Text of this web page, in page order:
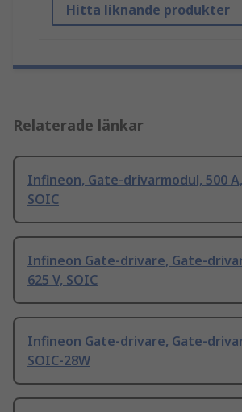
Hitta liknande produkter
Relaterade länkar
Infineon, Gate-drivarmodul, 500 A,
SOIC
Infineon Gate-drivare, Gate-
625 V, SOIC
Infineon Gate-drivare, Gate-
SOIC-28W